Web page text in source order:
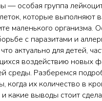
— особая группа
которые выполняют
маленького организма.
с паразитами и
актуально для детей,
воздействию новых
среды. Разберемся
когда их количество в
какие выводы стоит